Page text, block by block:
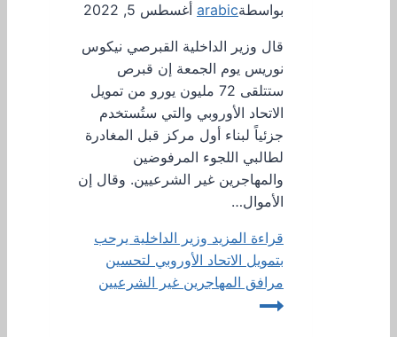
بواسطةarabic أغسطس 5, 2022
قال وزير الداخلية القبرصي نيكوس
نوريس يوم الجمعة إن قبرص
ستتلقى 72 مليون يورو من تمويل
الاتحاد الأوروبي والتي ستُستخدم
جزئياً لبناء أول مركز قبل المغادرة
لطالبي اللجوء المرفوضين
والمهاجرين غير الشرعيين. وقال إن
الأموال…
قراءة المزيد وزير الداخلية يرحب
بتمويل الاتحاد الأوروبي لتحسين
مرافق المهاجرين غير الشرعيين